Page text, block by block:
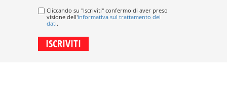
Cliccando su "Iscriviti" confermo di aver preso
visione dell'informativa sul trattamento dei
dati.